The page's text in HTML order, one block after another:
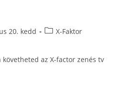
20. kedd
PostX-Faktor
követheted az X-factor zenés tv